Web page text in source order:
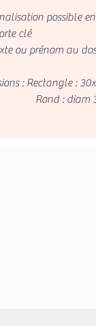
possible
clé
ou prénom au dos
: Rectangle :
: diam